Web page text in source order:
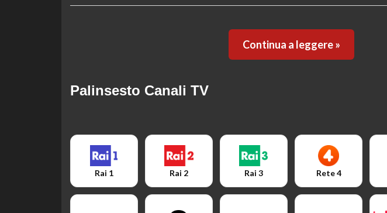
Continua a leggere »
Palinsesto Canali TV
Rai 1 Rai 2 Rai 3 Rete 4